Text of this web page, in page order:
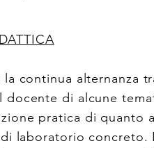
continua alternanza
docente di alcune
pratica di quanto
laboratorio concreto.